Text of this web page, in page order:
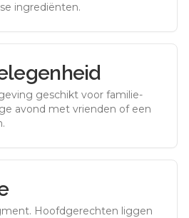
ingrediënten.
geschikt voor familie-
avond met vrienden of een
. Hoofdgerechten liggen